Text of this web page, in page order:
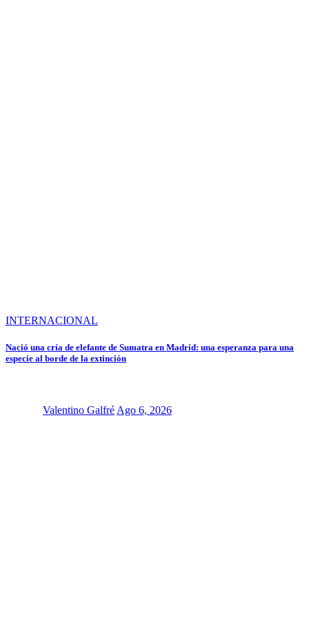
INTERNACIONAL
Nació una cría de elefante de Sumatra en Madrid: una esperanza para una
especie al borde de la extinción
Valentino Galfré Ago 6, 2026